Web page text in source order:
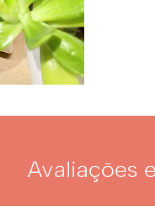
Avaliações